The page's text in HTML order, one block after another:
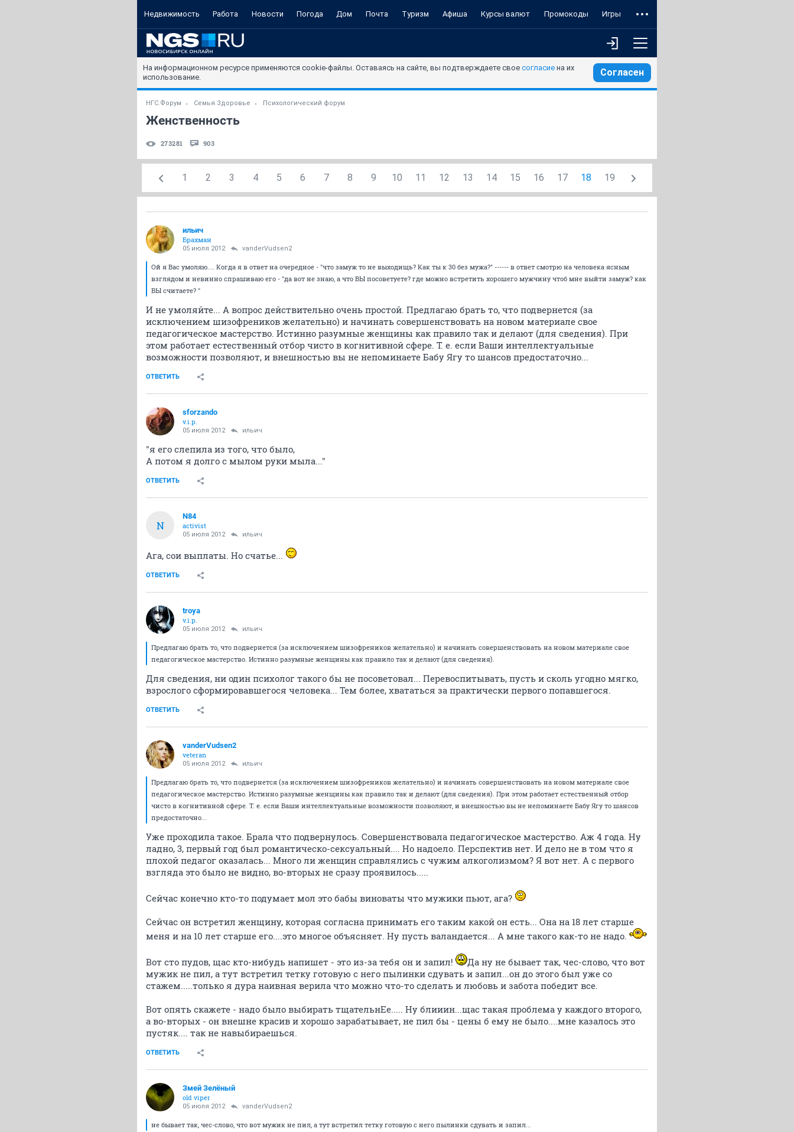
Недвижимость Работа Новости Погода Дом Почта Туризм Афиша Курсы валют Промокоды Игры
На информационном ресурсе применяются cookie-файлы. Оставаясь на сайте, вы подтверждаете свое согласие на их
использование.
Согласен
НГС.Форум Семья Здоровье Психологический форум
Женственность
273281 903
1 2 3 4 5 6 7 8 9 10 11 12 13 14 15 16 17 18 19
ильич
Брахман
05 июля 2012 vanderVudsen2
Ой я Вас умоляю.... Когда я в ответ на очередное - "что замуж то не выходищь? Как ты к 30 без мужа?" ------ в ответ смотрю на человека ясным
взглядом и невинно спрашиваю его - "да вот не знаю, а что ВЫ посоветуете? где можно встретить хорошего мужчину чтоб мне выйти замуж? как
ВЫ считаете? "
И не умоляйте... А вопрос действительно очень простой. Предлагаю брать то, что подвернется (за
исключением шизофреников желательно) и начинать совершенствовать на новом материале свое
педагогическое мастерство. Истинно разумные женщины как правило так и делают (для сведения). При
этом работает естественный отбор чисто в когнитивной сфере. Т. е. если Ваши интеллектуальные
возможности позволяют, и внешностью вы не непоминаете Бабу Ягу то шансов предостаточно...
ОТВЕТИТЬ
sforzando
v.i.p.
05 июля 2012 ильич
"я его слепила из того, что было,
А потом я долго с мылом руки мыла..."
ОТВЕТИТЬ
N
N84
activist
05 июля 2012 ильич
Ага, сои выплаты. Но счатье...
ОТВЕТИТЬ
troya
v.i.p.
05 июля 2012 ильич
Предлагаю брать то, что подвернется (за исключением шизофреников желательно) и начинать совершенствовать на новом материале свое
педагогическое мастерство. Истинно разумные женщины как правило так и делают (для сведения).
Для сведения, ни один психолог такого бы не посоветовал... Перевоспитывать, пусть и сколь угодно мягко,
взрослого сформировавшегося человека... Тем более, хвататься за практически первого попавшегося.
ОТВЕТИТЬ
vanderVudsen2
veteran
05 июля 2012 ильич
Предлагаю брать то, что подвернется (за исключением шизофреников желательно) и начинать совершенствовать на новом материале свое
педагогическое мастерство. Истинно разумные женщины как правило так и делают (для сведения). При этом работает естественный отбор
чисто в когнитивной сфере. Т. е. если Ваши интеллектуальные возможности позволяют, и внешностью вы не непоминаете Бабу Ягу то шансов
предостаточно...
Уже проходила такое. Брала что подвернулось. Совершенствовала педагогическое мастерство. Аж 4 года. Ну
ладно, 3, первый год был романтическо-сексуальный.... Но надоело. Перспектив нет. И дело не в том что я
плохой педагог оказалась... Много ли женщин справлялись с чужим алкоголизмом? Я вот нет. А с первого
взгляда это было не видно, во-вторых не сразу проявилось.....
Сейчас конечно кто-то подумает мол это бабы виноваты что мужики пьют, ага?
Сейчас он встретил женщину, которая согласна принимать его таким какой он есть... Она на 18 лет старше
меня и на 10 лет старше его....это многое объясняет. Ну пусть валандается... А мне такого как-то не надо.
Вот сто пудов, щас кто-нибудь напишет - это из-за тебя он и запил!
Да ну не бывает так, чес-слово, что вот
мужик не пил, а тут встретил тетку готовую с него пылинки сдувать и запил...он до этого был уже со
стажем.....только я дура наивная верила что можно что-то сделать и любовь и забота победит все.
Вот опять скажете - надо было выбирать тщательнЕе..... Ну блииин...щас такая проблема у каждого второго,
а во-вторых - он внешне красив и хорошо зарабатывает, не пил бы - цены б ему не было....мне казалось это
пустяк.... так не навыбираешься.
ОТВЕТИТЬ
Змей Зелёный
old viper
05 июля 2012 vanderVudsen2
не бывает так, чес-слово, что вот мужик не пил, а тут встретил тетку готовую с него пылинки сдувать и запил...